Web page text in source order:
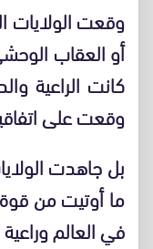
وقعت الولايات
أو العقاب
كانت الراعية
وقعت على
بل جاهدت
ما أوتيت من
في العالم